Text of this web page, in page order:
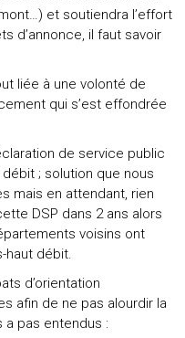
et soutiendra l’effort
d’annonce, il faut savoir
liée à une volonté de
qui s’est effondrée
de service public
; solution que nous
mais en attendant, rien
DSP dans 2 ans alors
voisins ont
haut débit.
d’orientation
afin de ne pas alourdir la
a pas entendus :